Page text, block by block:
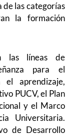
de las categorías
la formación
las líneas de
para el
el aprendizaje,
PUCV, el Plan
y el Marco
Universitaria.
de Desarrollo